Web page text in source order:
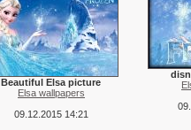
Beautiful Elsa picture
Elsa wallpapers
09.12.2015 14:21